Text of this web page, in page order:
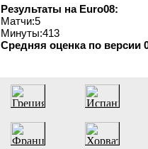
Результаты на Euro08:
Матчи:5
Минуты:413
Средняя оценка по версии